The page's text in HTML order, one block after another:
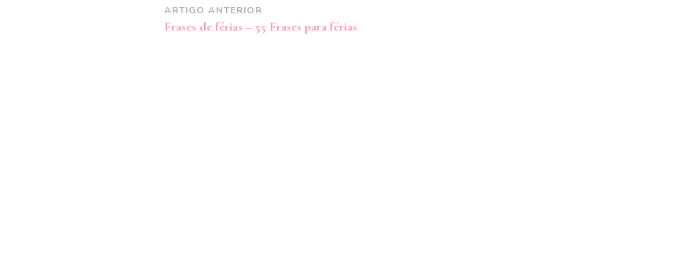
Navegação
de
ARTIGO ANTERIOR
Frases de férias – 55 Frases para férias